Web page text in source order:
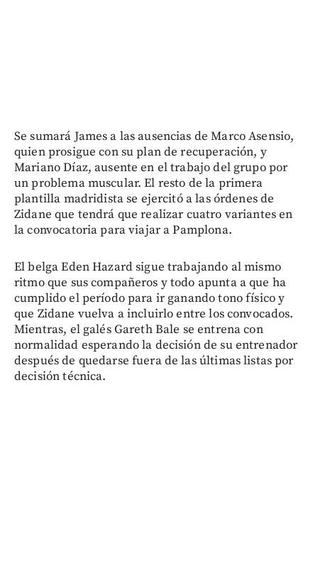
Se sumará James a las ausencias de Marco Asensio,
quien prosigue con su plan de recuperación, y
Mariano Díaz, ausente en el trabajo del grupo por
un problema muscular. El resto de la primera
plantilla madridista se ejercitó a las órdenes de
Zidane que tendrá que realizar cuatro variantes en
la convocatoria para viajar a Pamplona.
El belga Eden Hazard sigue trabajando al mismo
ritmo que sus compañeros y todo apunta a que ha
cumplido el período para ir ganando tono físico y
que Zidane vuelva a incluirlo entre los convocados.
Mientras, el galés Gareth Bale se entrena con
normalidad esperando la decisión de su entrenador
después de quedarse fuera de las últimas listas por
decisión técnica.